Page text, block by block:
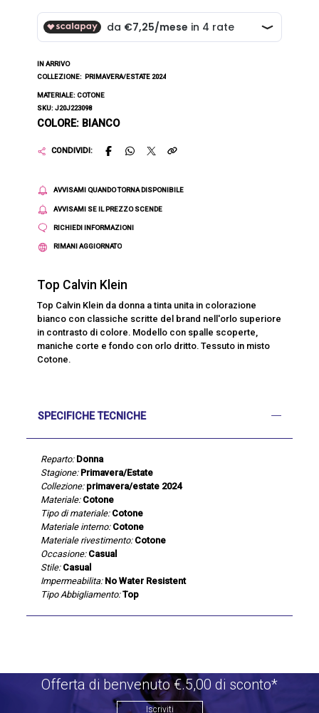
IN ARRIVO
COLLEZIONE: PRIMAVERA/ESTATE 2024
MATERIALE: COTONE
SKU: J20J223098
COLORE: BIANCO
CONDIVIDI:
AVVISAMI QUANDO TORNA DISPONIBILE
AVVISAMI SE IL PREZZO SCENDE
RICHIEDI INFORMAZIONI
RIMANI AGGIORNATO
Top Calvin Klein
Top Calvin Klein da donna a tinta unita in colorazione
bianco con classiche scritte del brand nell'orlo superiore
in contrasto di colore. Modello con spalle scoperte,
maniche corte e fondo con orlo dritto. Tessuto in misto
Cotone.
SPECIFICHE TECNICHE
Reparto: Donna
Stagione: Primavera/Estate
Collezione: primavera/estate 2024
Materiale: Cotone
Tipo di materiale: Cotone
Materiale interno: Cotone
Materiale rivestimento: Cotone
Occasione: Casual
Stile: Casual
Impermeabilita: No Water Resistent
Tipo Abbigliamento: Top
Offerta di benvenuto €.5,00 di sconto*
Iscriviti